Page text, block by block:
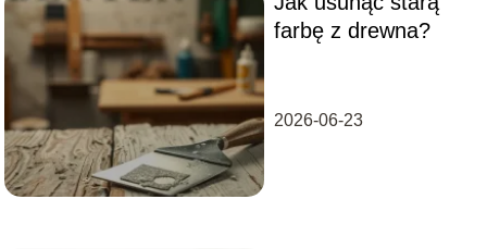
farbę z drewna?
2026-06-23